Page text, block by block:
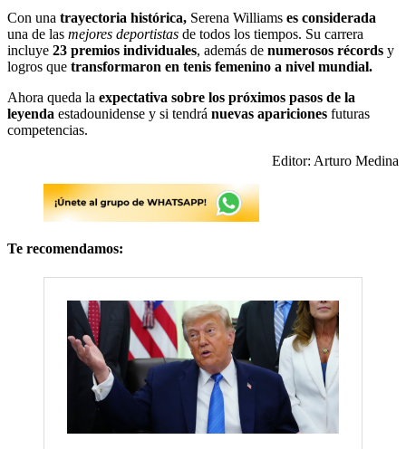
Con una trayectoria histórica, Serena Williams es considerada
una de las mejores deportistas de todos los tiempos. Su carrera
incluye 23 premios individuales, además de numerosos récords y
logros que transformaron en tenis femenino a nivel mundial.
Ahora queda la expectativa sobre los próximos pasos de la
leyenda estadounidense y si tendrá nuevas apariciones futuras
competencias.
Editor: Arturo Medina
Te recomendamos: